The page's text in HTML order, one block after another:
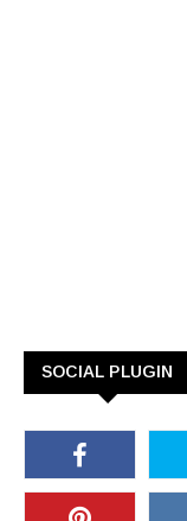
SOCIAL PLUGIN